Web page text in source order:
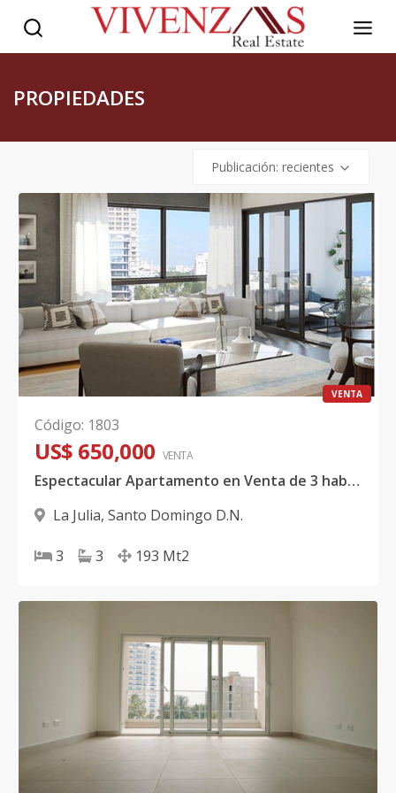
PROPIEDADES
Publicación: recientes
VENTA
Código: 1803
US$ 650,000 VENTA
Espectacular Apartamento en Venta de 3 habitaciones con Impresionante Vista al Mar
La Julia, Santo Domingo D.N.
3 3 193 Mt2